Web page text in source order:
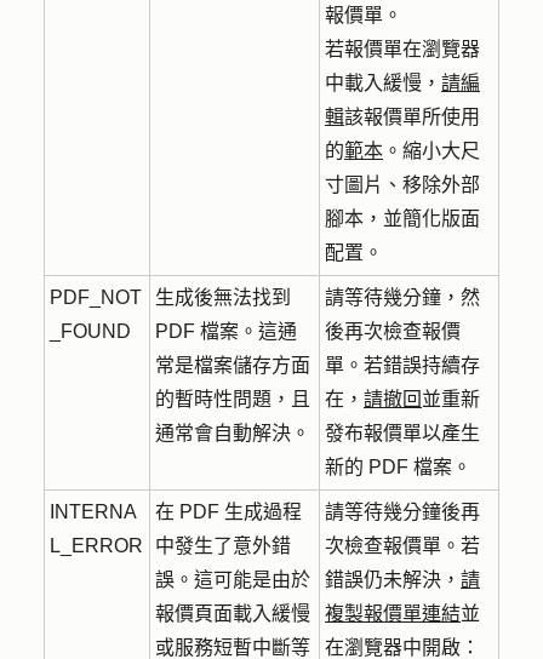
報價單。
若報價單在瀏覽器
中載入緩慢， 請編
輯該報價單所使用
的範本 。縮小大尺
寸圖片、移除外部
腳本，並簡化版面
配置。
PDF_NOT
_FOUND
生成後無法找到
PDF 檔案。這通
常是檔案儲存方面
的暫時性問題，且
通常會自動解決。
請等待幾分鐘，然
後再次檢查報價
單。若錯誤持續存
在， 請撤回 並重新
發布報價單以產生
新的 PDF 檔案。
INTERNA
L_ERROR
在 PDF 生成過程
中發生了意外錯
誤。這可能是由於
報價頁面載入緩慢
或服務短暫中斷等
請等待幾分鐘後再
次檢查報價單。若
錯誤仍未解決， 請
複製報價單連結並
在瀏覽器中開啟：